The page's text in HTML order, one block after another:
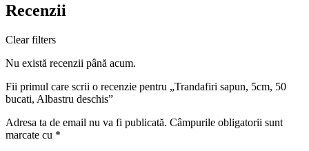
Recenzii
Clear filters
Nu există recenzii până acum.
Fii primul care scrii o recenzie pentru „Trandafiri sapun, 5cm, 50
bucati, Albastru deschis”
Adresa ta de email nu va fi publicată. Câmpurile obligatorii sunt
marcate cu *